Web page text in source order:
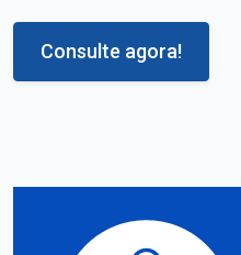
Consulte agora!